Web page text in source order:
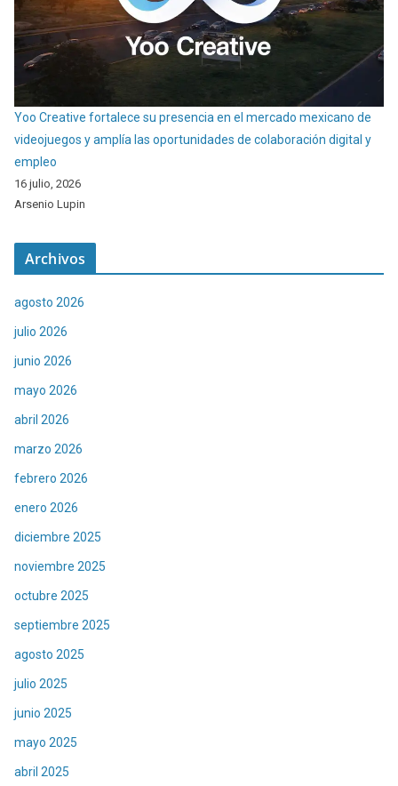
Yoo Creative fortalece su presencia en el mercado mexicano de
videojuegos y amplía las oportunidades de colaboración digital y
empleo
16 julio, 2026
Arsenio Lupin
Archivos
agosto 2026
julio 2026
junio 2026
mayo 2026
abril 2026
marzo 2026
febrero 2026
enero 2026
diciembre 2025
noviembre 2025
octubre 2025
septiembre 2025
agosto 2025
julio 2025
junio 2025
mayo 2025
abril 2025